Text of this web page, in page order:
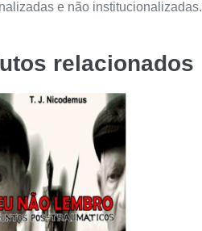
e não institucionalizadas.
relacionados